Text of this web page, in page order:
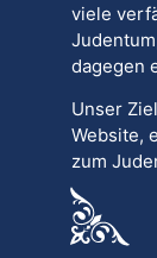
viele
dagegen
Unser
Website,
zum